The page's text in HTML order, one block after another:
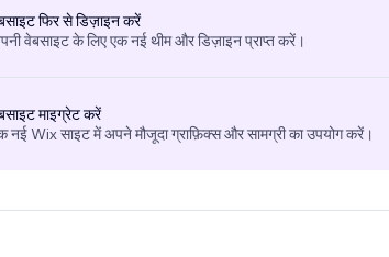
फिर से डिज़ाइन करें
वेबसाइट के लिए एक नई थीम और डिज़ाइन प्राप्त करें।
माइग्रेट करें
नई Wix साइट में अपने मौजूदा ग्राफ़िक्स और सामग्री का उपयोग करें।